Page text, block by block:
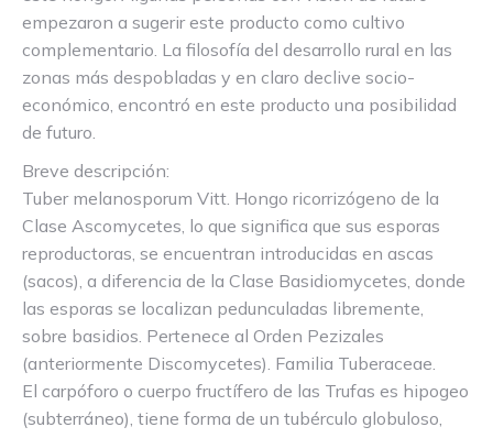
empezaron a sugerir este producto como cultivo
complementario. La filosofía del desarrollo rural en las
zonas más despobladas y en claro declive socio-
económico, encontró en este producto una posibilidad
de futuro.
Breve descripción:
Tuber melanosporum Vitt. Hongo ricorrizógeno de la
Clase Ascomycetes, lo que significa que sus esporas
reproductoras, se encuentran introducidas en ascas
(sacos), a diferencia de la Clase Basidiomycetes, donde
las esporas se localizan pedunculadas libremente,
sobre basidios. Pertenece al Orden Pezizales
(anteriormente Discomycetes). Familia Tuberaceae.
El carpóforo o cuerpo fructífero de las Trufas es hipogeo
(subterráneo), tiene forma de un tubérculo globuloso,